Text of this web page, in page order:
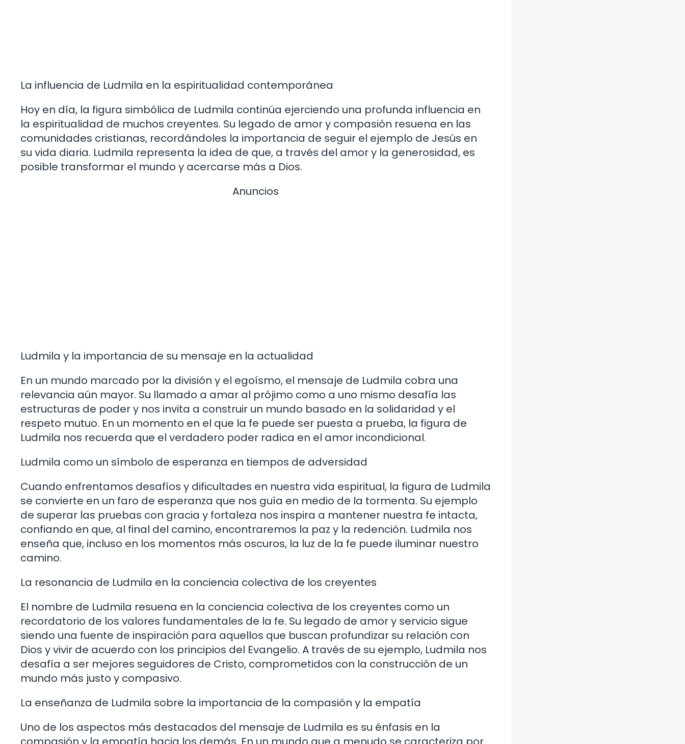
La influencia de Ludmila en la espiritualidad contemporánea
Hoy en día, la figura simbólica de Ludmila continúa ejerciendo una profunda influencia en
la espiritualidad de muchos creyentes. Su legado de amor y compasión resuena en las
comunidades cristianas, recordándoles la importancia de seguir el ejemplo de Jesús en
su vida diaria. Ludmila representa la idea de que, a través del amor y la generosidad, es
posible transformar el mundo y acercarse más a Dios.
Anuncios
Ludmila y la importancia de su mensaje en la actualidad
En un mundo marcado por la división y el egoísmo, el mensaje de Ludmila cobra una
relevancia aún mayor. Su llamado a amar al prójimo como a uno mismo desafía las
estructuras de poder y nos invita a construir un mundo basado en la solidaridad y el
respeto mutuo. En un momento en el que la fe puede ser puesta a prueba, la figura de
Ludmila nos recuerda que el verdadero poder radica en el amor incondicional.
Ludmila como un símbolo de esperanza en tiempos de adversidad
Cuando enfrentamos desafíos y dificultades en nuestra vida espiritual, la figura de Ludmila
se convierte en un faro de esperanza que nos guía en medio de la tormenta. Su ejemplo
de superar las pruebas con gracia y fortaleza nos inspira a mantener nuestra fe intacta,
confiando en que, al final del camino, encontraremos la paz y la redención. Ludmila nos
enseña que, incluso en los momentos más oscuros, la luz de la fe puede iluminar nuestro
camino.
La resonancia de Ludmila en la conciencia colectiva de los creyentes
El nombre de Ludmila resuena en la conciencia colectiva de los creyentes como un
recordatorio de los valores fundamentales de la fe. Su legado de amor y servicio sigue
siendo una fuente de inspiración para aquellos que buscan profundizar su relación con
Dios y vivir de acuerdo con los principios del Evangelio. A través de su ejemplo, Ludmila nos
desafía a ser mejores seguidores de Cristo, comprometidos con la construcción de un
mundo más justo y compasivo.
La enseñanza de Ludmila sobre la importancia de la compasión y la empatía
Uno de los aspectos más destacados del mensaje de Ludmila es su énfasis en la